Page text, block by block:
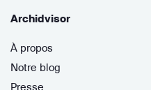
Archidvisor
À propos
Notre blog
Presse